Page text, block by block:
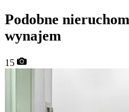
Podobne
wynajem
15